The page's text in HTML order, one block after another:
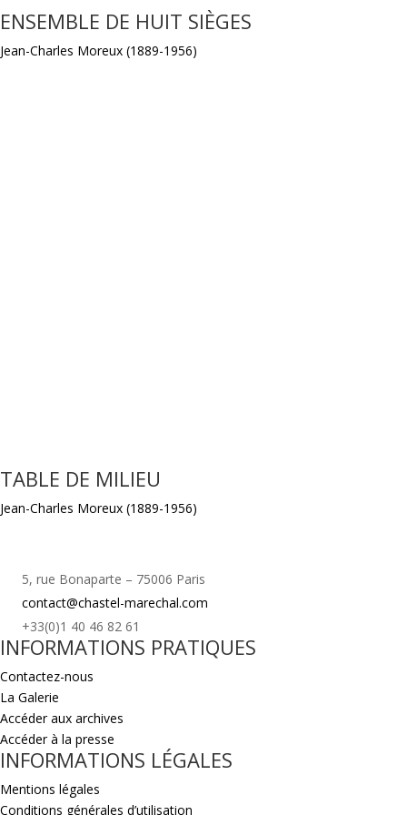
ENSEMBLE DE HUIT SIÈGES
Jean-Charles Moreux (1889-1956)
TABLE DE MILIEU
Jean-Charles Moreux (1889-1956)
5, rue Bonaparte – 75006 Paris
contact@chastel-marechal.com
+33(0)1 40 46 82 61
INFORMATIONS PRATIQUES
Contactez-nous
La Galerie
Accéder aux archives
Accéder à la presse
INFORMATIONS LÉGALES
Mentions légales
Conditions générales d’utilisation